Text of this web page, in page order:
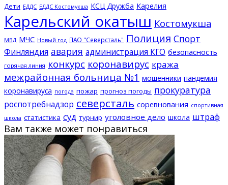
Дети ЕДДС ЕДДС Костомукша КСЦ Дружба Карелия
Карельский окатыш Костомукша
МВД МЧС Новый год ПАО "Северсталь" Полиция Спорт
Финляндия авария администрация КГО безопасность
горячая линия конкурс коронавирус кража
межрайонная больница №1 мошенники пандемия
коронавируса погода пожар прогноз погоды прокуратура
роспотребнадзор северсталь соревнования спортивная
школа статистика суд турнир уголовное дело школа штраф
Вам также может понравиться